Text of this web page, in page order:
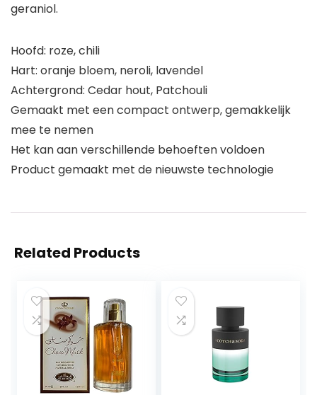
geraniol.
Hoofd: roze, chili
Hart: oranje bloem, neroli, lavendel
Achtergrond: Cedar hout, Patchouli
Gemaakt met een compact ontwerp, gemakkelijk
mee te nemen
Het kan aan verschillende behoeften voldoen
Product gemaakt met de nieuwste technologie
Related Products